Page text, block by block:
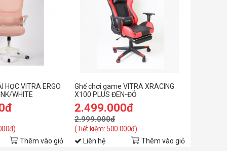
HỌC VITRA ERGO
WHITE
Thêm vào giỏ
Ghế chơi game VITRA XRACING
X100 PLUS ĐEN-ĐỎ
2.499.000đ
2.999.000đ
(Tiết kiệm: 500.000đ)
Liên hệ
Thêm vào giỏ